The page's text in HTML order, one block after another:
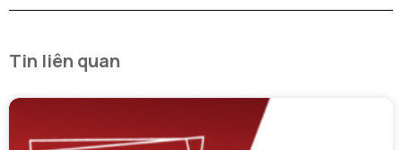
Tin liên quan